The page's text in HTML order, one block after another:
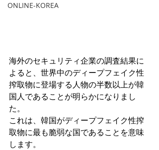
ONLINE-KOREA
海外のセキュリティ企業の調査結果に
よると、世界中のディープフェイク性
搾取物に登場する人物の半数以上が韓
国人であることが明らかになりまし
た。
これは、韓国がディープフェイク性搾
取物に最も脆弱な国であることを意味
します。